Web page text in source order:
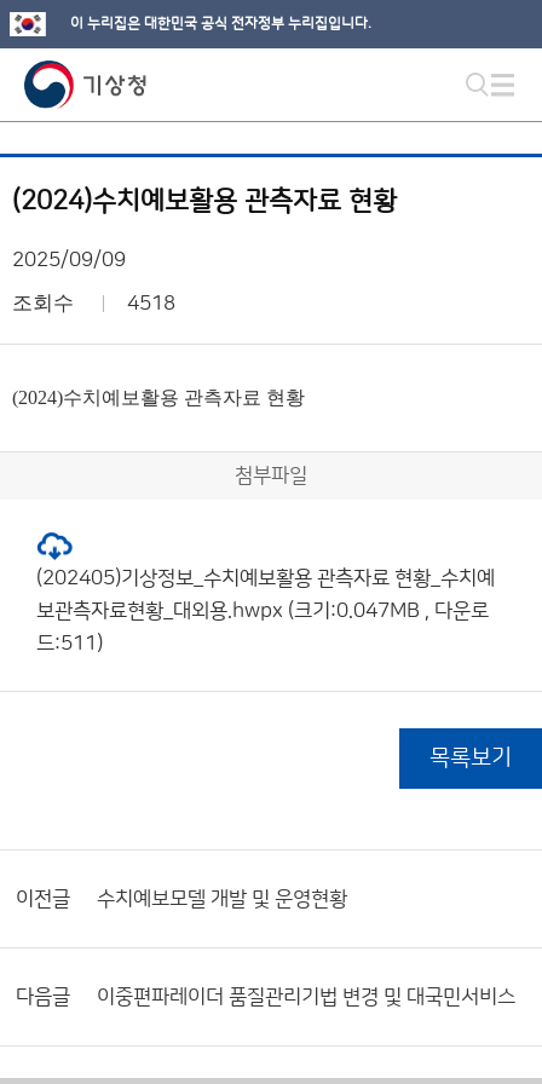
이 누리집은 대한민국 공식 전자정부 누리집입니다.
(2024)수치예보활용 관측자료 현황
2025/09/09
조회수 4518
(2024)수치예보활용 관측자료 현황
첨부파일
(202405)기상정보_수치예보활용 관측자료 현황_수치예
보관측자료현황_대외용.hwpx (크기:0.047MB , 다운로
드:511)
목록보기
이전글 수치예보모델 개발 및 운영현황
다음글 이중편파레이더 품질관리기법 변경 및 대국민서비스